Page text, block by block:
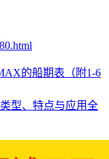
的船期表（附1-6
型、特点与应用全